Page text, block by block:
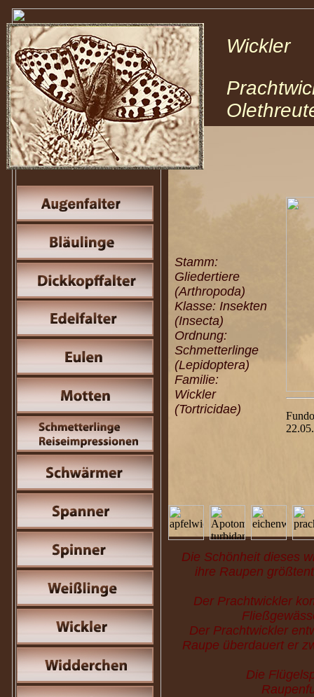
Wickler
Stamm:
Gliedertiere
(Arthropoda)
Klasse: Insekten
(Insecta)
Ordnung:
Schmetterlinge
(Lepidoptera)
Familie:
Wickler
(Tortricidae)
Die Schönheit dieses
ihre Raupen
Der Prachtwickler
Der Prachtwickler
Raupe überdauert er
Die